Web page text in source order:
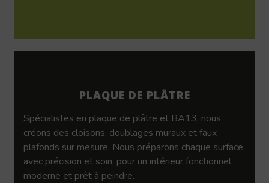
PLAQUE DE PLÂTRE
Spécialistes en plaque de plâtre et BA13, nous
créons des cloisons, doublages muraux et faux
plafonds sur mesure. Nous préparons chaque surface
avec précision et soin, pour un intérieur fonctionnel,
moderne et prêt à peindre.